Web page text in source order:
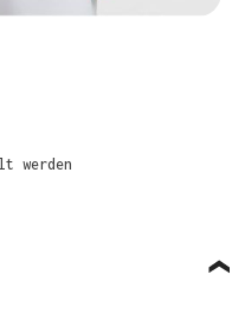
werden